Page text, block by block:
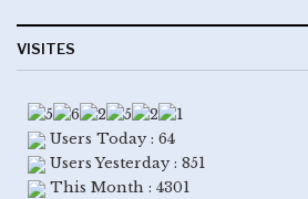
VISITES
Users Today : 64
Users Yesterday : 851
This Month : 4301